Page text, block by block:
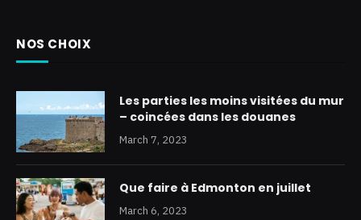
NOS CHOIX
Les parties les moins visitées du mur
– coincées dans les douanes
March 7, 2023
Que faire à Edmonton en juillet
March 6, 2023